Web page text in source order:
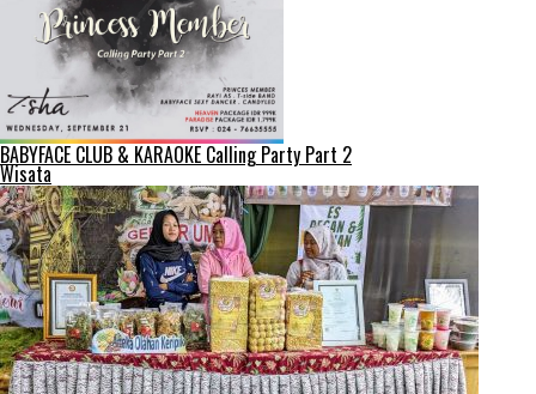
BABYFACE CLUB & KARAOKE Calling Party Part 2
Wisata